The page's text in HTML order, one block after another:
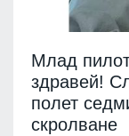
Млад
здравей!
полет
скролване